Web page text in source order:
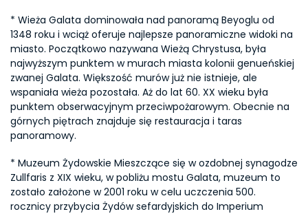
* Wieża Galata dominowała nad panoramą Beyoglu od
1348 roku i wciąż oferuje najlepsze panoramiczne widoki na
miasto. Początkowo nazywana Wieżą Chrystusa, była
najwyższym punktem w murach miasta kolonii genueńskiej
zwanej Galata. Większość murów już nie istnieje, ale
wspaniała wieża pozostała. Aż do lat 60. XX wieku była
punktem obserwacyjnym przeciwpożarowym. Obecnie na
górnych piętrach znajduje się restauracja i taras
panoramowy.
* Muzeum Żydowskie Mieszczące się w ozdobnej synagodze
Zullfaris z XIX wieku, w pobliżu mostu Galata, muzeum to
zostało założone w 2001 roku w celu uczczenia 500.
rocznicy przybycia Żydów sefardyjskich do Imperium